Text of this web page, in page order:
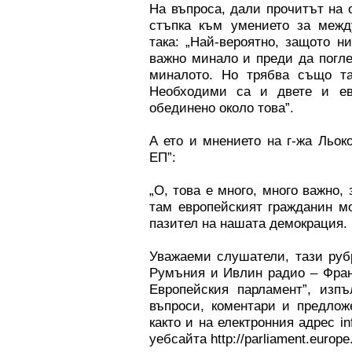
На въпроса, дали прочитът на
стъпка към умението за
така: „Най-вероятно, защото
важно минало и преди да
миналото. Но трябва също
Необходими са и двете и
обединено около това”.
А ето и мнението на г-жа
ЕП”:
„О, това е много, много
там европейският гражданин
пазител на нашата
Уважаеми слушатели, тази
Румъния и Ивлин радио –
Европейския парламент”,
въпроси, коментари и
както и на електронния адрес
уебсайта http://